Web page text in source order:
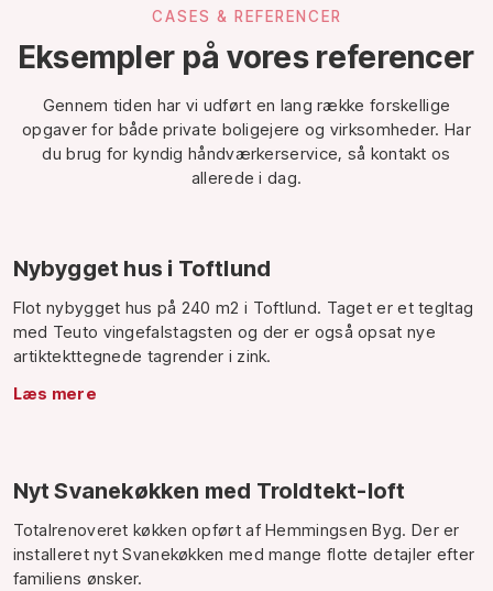
CASES & REFERENCER
Eksempler på vores referencer
Gennem tiden har vi udført en lang række forskellige
opgaver for både private boligejere og virksomheder. Har
du brug for kyndig håndværkerservice, så kontakt os
allerede i dag.
Nybygget hus i Toftlund
​Flot nybygget hus på 240 m2 i Toftlund. Taget er et tegltag
med Teuto vingefalstagsten og der er også opsat nye
artiktekttegnede tagrender i zink.
Læs mere
Nyt Svanekøkken med Troldtekt-loft
Totalrenoveret køkken opført af Hemmingsen Byg. Der er
installeret nyt Svanekøkken med mange flotte detajler efter
familiens ønsker.